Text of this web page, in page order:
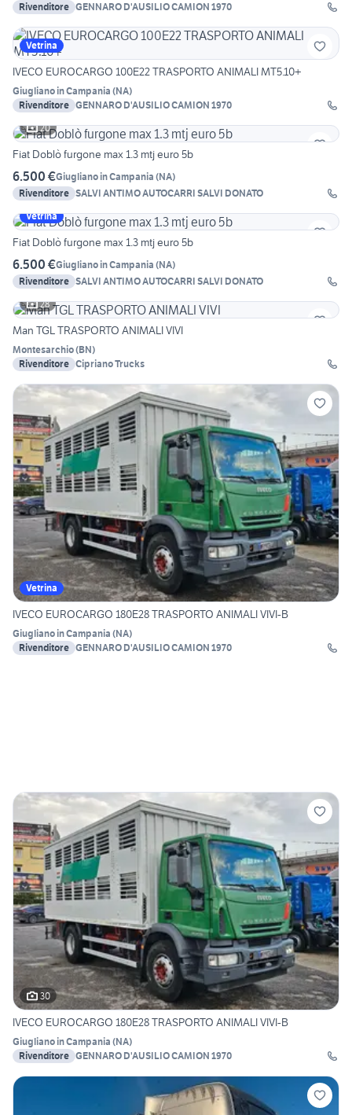
Rivenditore GENNARO D'AUSILIO CAMION 1970
Vetrina
IVECO EUROCARGO 100E22 TRASPORTO ANIMALI MT5.10+
Giugliano in Campania (NA)
Rivenditore GENNARO D'AUSILIO CAMION 1970
20
Fiat Doblò furgone max 1.3 mtj euro 5b
6.500 €Giugliano in Campania (NA)
Rivenditore SALVI ANTIMO AUTOCARRI SALVI DONATO
Vetrina
Fiat Doblò furgone max 1.3 mtj euro 5b
6.500 €Giugliano in Campania (NA)
Rivenditore SALVI ANTIMO AUTOCARRI SALVI DONATO
28
Man TGL TRASPORTO ANIMALI VIVI
Montesarchio(BN)
Rivenditore Cipriano Trucks
Vetrina
IVECO EUROCARGO 180E28 TRASPORTO ANIMALI VIVI-B
Giugliano in Campania (NA)
Rivenditore GENNARO D'AUSILIO CAMION 1970
30
IVECO EUROCARGO 180E28 TRASPORTO ANIMALI VIVI-B
Giugliano in Campania (NA)
Rivenditore GENNARO D'AUSILIO CAMION 1970